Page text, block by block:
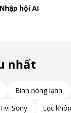
hội AI
nhất
Bình nóng lạnh
Tivi Sony Lọc